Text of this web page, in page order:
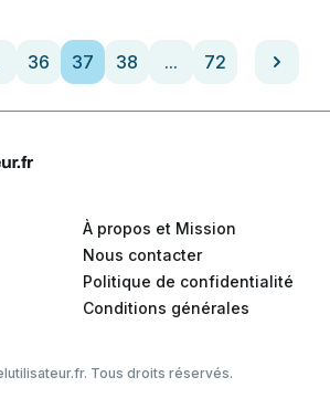
36 37 38 ... 72
À propos et Mission
Nous contacter
Politique de confidentialité
Conditions générales
Tous droits réservés.